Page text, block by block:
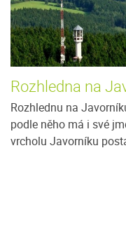
Rozhledna na
Rozhlednu na
podle něho má i své
vrcholu Javorníku